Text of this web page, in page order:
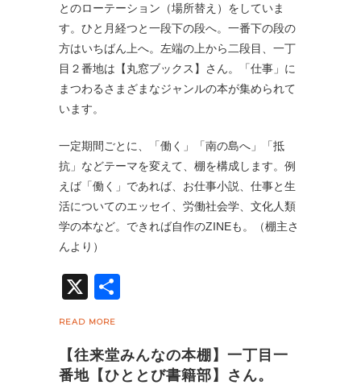
とのローテーション（場所替え）をしていま
す。ひと月経つと一段下の段へ。一番下の段の
方はいちばん上へ。左端の上から二段目、一丁
目２番地は【丸窓ブックス】さん。「仕事」に
まつわるさまざまなジャンルの本が集められて
います。
一定期間ごとに、「働く」「南の島へ」「抵
抗」などテーマを変えて、棚を構成します。例
えば「働く」であれば、お仕事小説、仕事と生
活についてのエッセイ、労働社会学、文化人類
学の本など。できれば自作のZINEも。（棚主さ
んより）
X
READ MORE
【往来堂みんなの本棚】一丁目一
番地【ひととび書籍部】さん。